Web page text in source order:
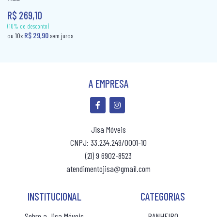
PANELEIRO
PANELEIRO AÇO
CAMA BOX SOLTEIRO
CAMA CASAL
COLCHÃO CASAL MOLAS
COLCHÃO INFANTIL
COLCHÃO KING MOLAS
COLCHÂO QUEEN
R$ 269,10
(10% de desconto)
A EMPRESA
Jisa Móveis
CNPJ: 33.234.249/0001-10
(21) 9 6902-8523
atendimentojisa@gmail.com
INSTITUCIONAL CATEGORIAS